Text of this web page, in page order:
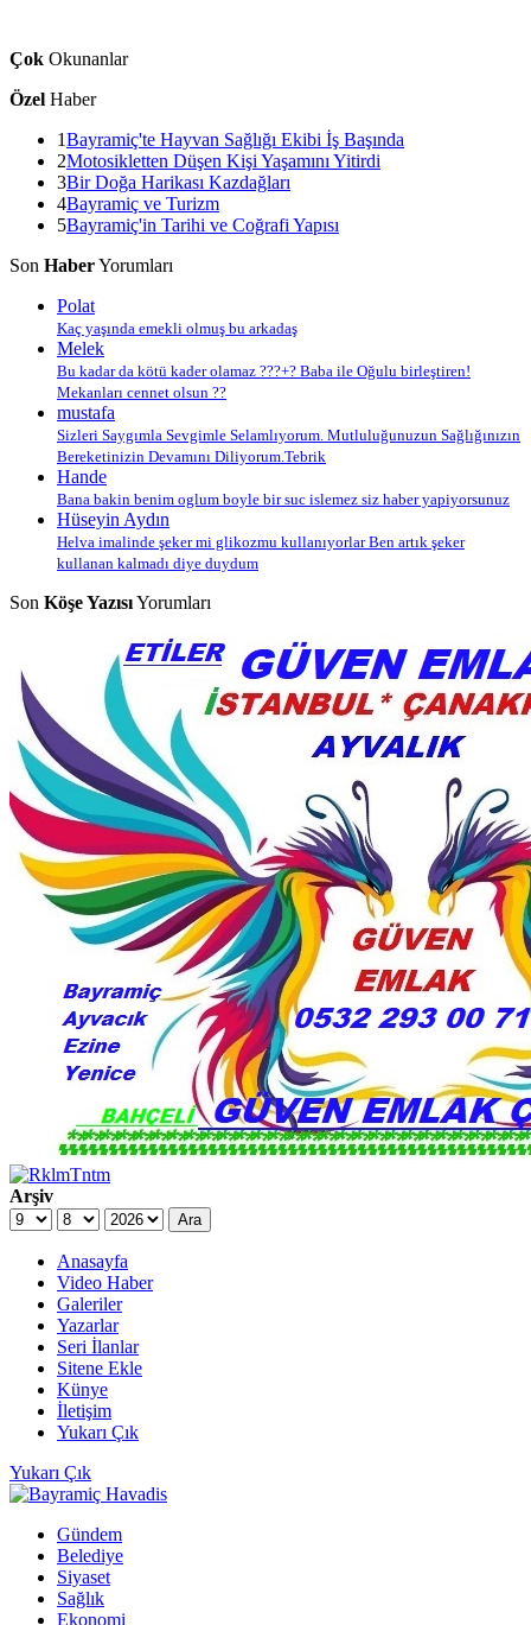
Çok Okunanlar
Özel Haber
1Bayramiç'te Hayvan Sağlığı Ekibi İş Başında
2Motosikletten Düşen Kişi Yaşamını Yitirdi
3Bir Doğa Harikası Kazdağları
4Bayramiç ve Turizm
5Bayramiç'in Tarihi ve Coğrafi Yapısı
Son HaberYorumları
Polat
Kaç yaşında emekli olmuş bu arkadaş
Melek
Bu kadar da kötü kader olamaz ???+? Baba ile Oğulu birleştiren!
Mekanları cennet olsun ??
mustafa
Sizleri Saygımla Sevgimle Selamlıyorum. Mutluluğunuzun Sağlığınızın
Bereketinizin Devamını Diliyorum.Tebrik
Hande
Bana bakin benim oglum boyle bir suc islemez siz haber yapiyorsunuz
Hüseyin Aydın
Helva imalinde şeker mi glikozmu kullanıyorlar Ben artık şeker
kullanan kalmadı diye duydum
Son Köşe YazısıYorumları
Arşiv
Ara
Anasayfa
Video Haber
Galeriler
Yazarlar
Seri İlanlar
Sitene Ekle
Künye
İletişim
Yukarı Çık
Yukarı Çık
Gündem
Belediye
Siyaset
Sağlık
Ekonomi